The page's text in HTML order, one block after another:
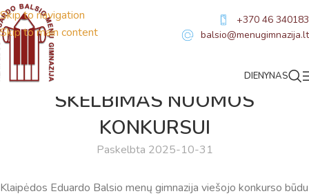
Skip to navigation
Skip to main content
+370 46 340183
balsio@menugimnazija.lt
DIENYNAS
SKELBIMAS NUOMOS
KONKURSUI
Paskelbta 2025-10-31
Klaipėdos Eduardo Balsio menų gimnazija viešojo konkurso būdu